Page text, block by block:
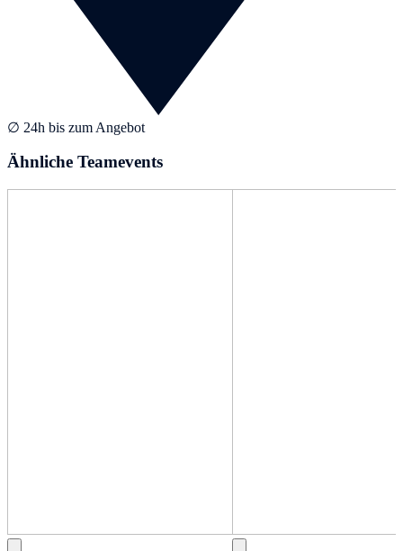
∅ 24h bis zum Angebot
Ähnliche Teamevents